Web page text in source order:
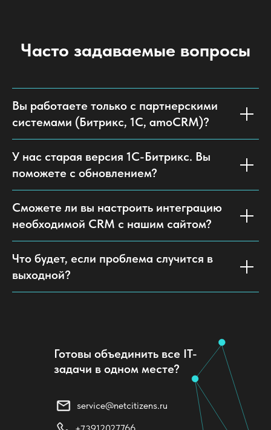
Часто задаваемые вопросы
Вы работаете только с партнерскими
системами (Битрикс, 1С, amoCRM)?
У нас старая версия 1С-Битрикс. Вы
поможете с обновлением?
Сможете ли вы настроить интеграцию
необходимой CRM с нашим сайтом?
Что будет, если проблема случится в
выходной?
Готовы объединить все IT-
задачи в одном месте?
service@netcitizens.ru